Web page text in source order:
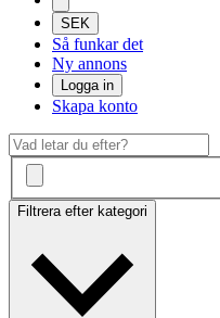
SEK
Så funkar det
Ny annons
Logga in
Skapa konto
Filtrera efter kategori